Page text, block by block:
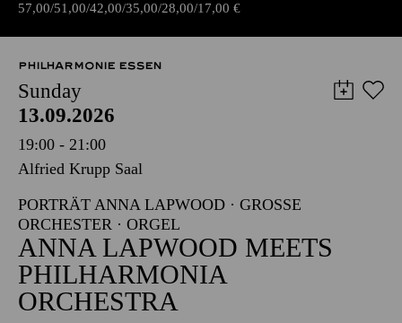
57,00 51,00 42,00 35,00 28,00 17,00 €
PHILHARMONIE ESSEN
Sunday
13.09.2026
19:00 - 21:00
Alfried Krupp Saal
PORTRÄT ANNA LAPWOOD · GROSSE O
RCHESTER · ORGEL
ANNA LAPWOOD MEETS
PHILHARMONIA
ORCHESTRA